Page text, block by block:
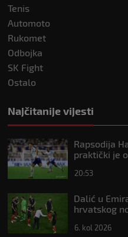
Tenis
Automoto
Rukomet
Odbojka
SK Fight
Ostalo
Najčitanije vijesti
Rapsodija
praktički je
20:53
Dalić u
hrvatskog
6. kol 2026